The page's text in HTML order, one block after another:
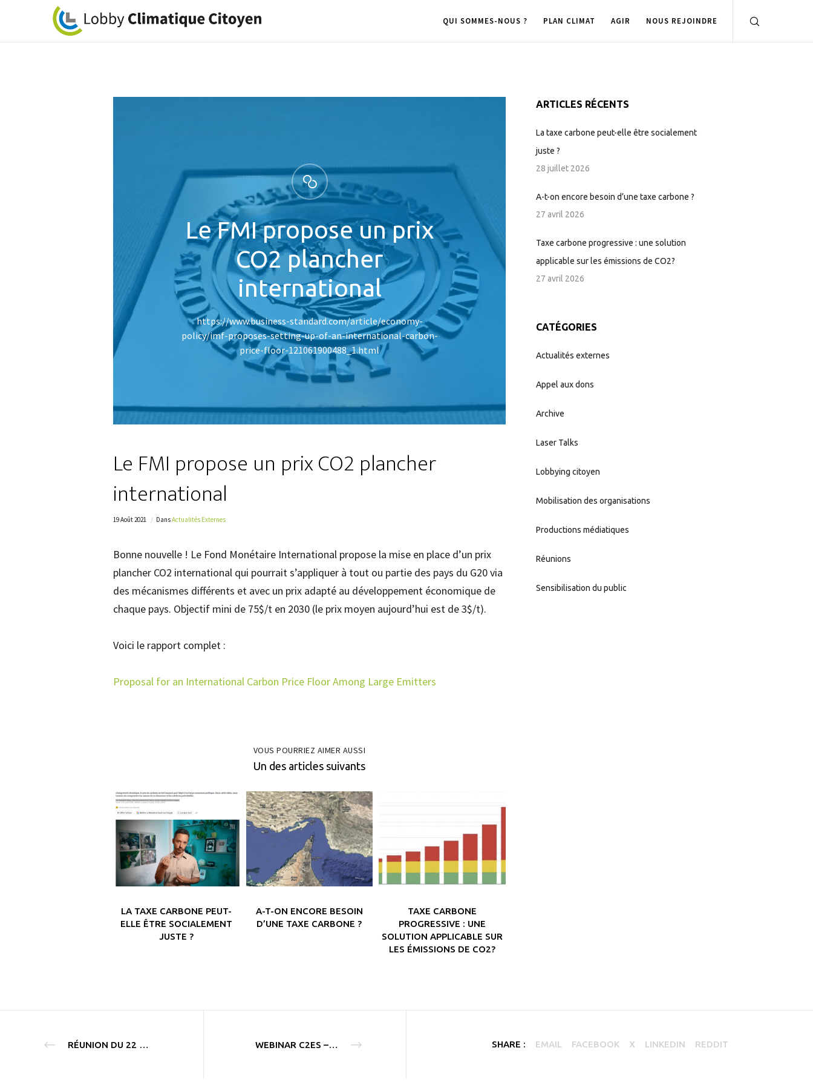
QUI SOMMES-NOUS ? PLAN CLIMAT AGIR NOUS REJOINDRE
Le FMI propose un prix
CO2 plancher
international
https://www.business-standard.com/article/economy-
policy/imf-proposes-setting-up-of-an-international-carbon-
price-floor-121061900488_1.html
Le FMI propose un prix CO2 plancher
international
19 Août 2021 DansActualités Externes
Bonne nouvelle ! Le Fond Monétaire International propose la mise en place d’un prix
plancher CO2 international qui pourrait s’appliquer à tout ou partie des pays du G20 via
des mécanismes différents et avec un prix adapté au développement économique de
chaque pays. Objectif mini de 75$/t en 2030 (le prix moyen aujourd’hui est de 3$/t).
Voici le rapport complet :
Proposal for an International Carbon Price Floor Among Large Emitters
VOUS POURRIEZ AIMER AUSSI
Un des articles suivants
LA TAXE CARBONE PEUT-
ELLE ÊTRE SOCIALEMENT
JUSTE ?
A-T-ON ENCORE BESOIN
D’UNE TAXE CARBONE ?
TAXE CARBONE
PROGRESSIVE : UNE
SOLUTION APPLICABLE SUR
LES ÉMISSIONS DE CO2?
ARTICLES RÉCENTS
La taxe carbone peut-elle être socialement
juste ?
28 juillet 2026
A-t-on encore besoin d’une taxe carbone ?
27 avril 2026
Taxe carbone progressive : une solution
applicable sur les émissions de CO2?
27 avril 2026
CATÉGORIES
Actualités externes
Appel aux dons
Archive
Laser Talks
Lobbying citoyen
Mobilisation des organisations
Productions médiatiques
Réunions
Sensibilisation du public
RÉUNION DU 22 SEPTEMBRE WEBINAR C2ES – AJUSTEMENT CARBONE AUX FRONTIÈRES SHARE : EMAIL FACEBOOK X LINKEDIN REDDIT